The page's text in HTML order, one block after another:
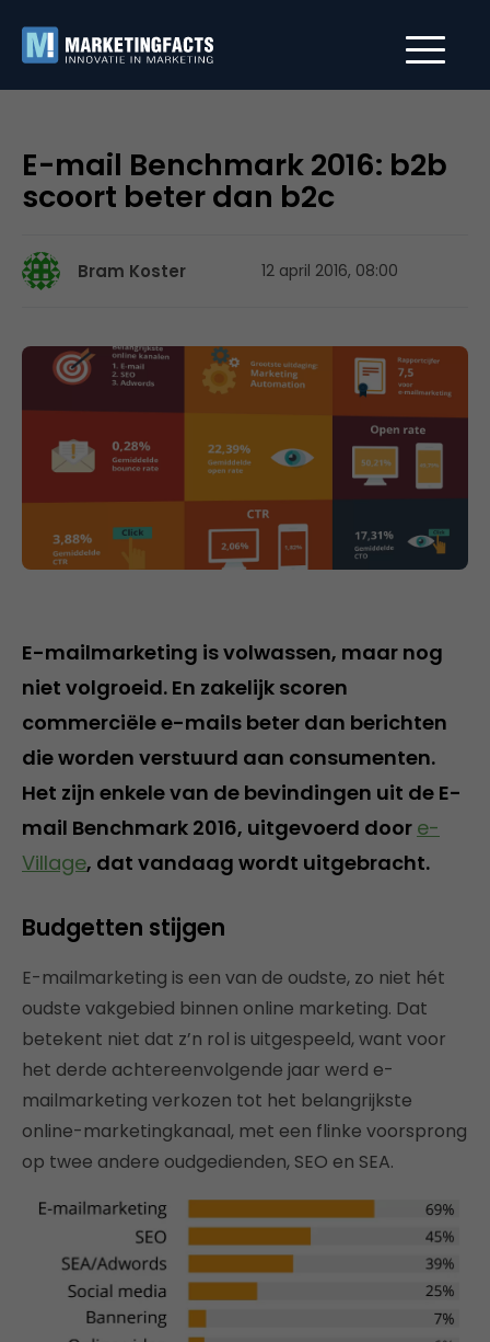
E-mail Benchmark 2016: b2b
scoort beter dan b2c
Bram Koster 12 april 2016, 08:00
E-mailmarketing is volwassen, maar nog
niet volgroeid. En zakelijk scoren
commerciële e-mails beter dan berichten
die worden verstuurd aan consumenten.
Het zijn enkele van de bevindingen uit de E-
mail Benchmark 2016, uitgevoerd door e-
Village, dat vandaag wordt uitgebracht.
Budgetten stijgen
E-mailmarketing is een van de oudste, zo niet hét
oudste vakgebied binnen online marketing. Dat
betekent niet dat z’n rol is uitgespeeld, want voor
het derde achtereenvolgende jaar werd e-
mailmarketing verkozen tot het belangrijkste
online-marketingkanaal, met een flinke voorsprong
op twee andere oudgedienden, SEO en SEA.